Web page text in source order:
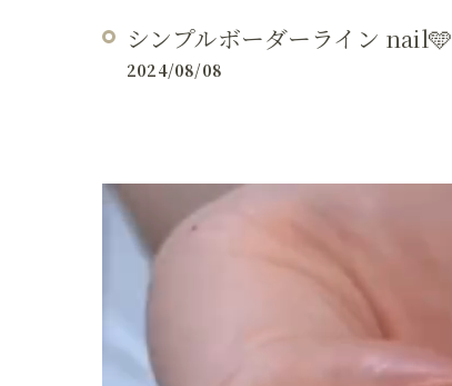
シンプルボーダーライン nail🩵
2024/08/08